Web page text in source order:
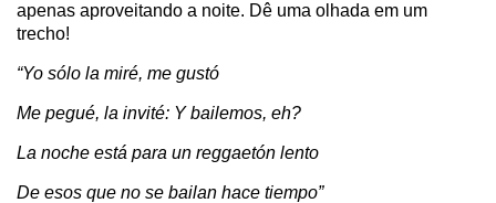
apenas aproveitando a noite. Dê uma olhada em um
trecho!
“Yo sólo la miré, me gustó
Me pegué, la invité: Y bailemos, eh?
La noche está para un reggaetón lento
De esos que no se bailan hace tiempo”